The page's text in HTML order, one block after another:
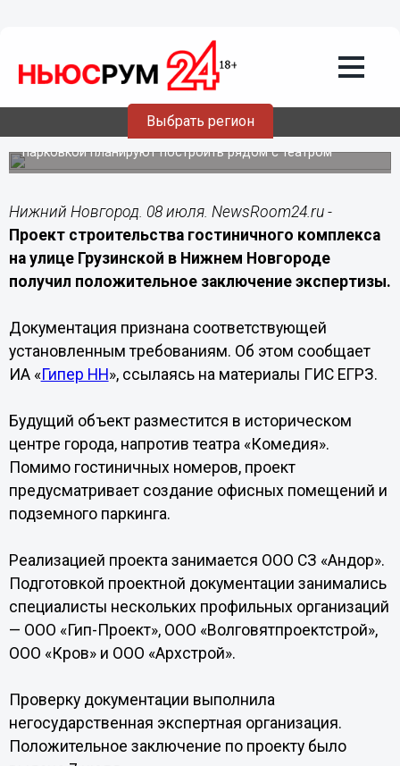
Выбрать регион
Проект нижегородской гостиницы на
Грузинской успешно прошел
экспертизу
Гостиничный комплекс с офисами и подземной
парковкой планируют построить рядом с театром
Нижний Новгород. 08 июля. NewsRoom24.ru -
Проект строительства гостиничного комплекса
на улице Грузинской в Нижнем Новгороде
получил положительное заключение экспертизы.
Документация признана соответствующей
установленным требованиям. Об этом сообщает
ИА «Гипер НН », ссылаясь на материалы ГИС ЕГРЗ.
Будущий объект разместится в историческом
центре города, напротив театра «Комедия».
Помимо гостиничных номеров, проект
предусматривает создание офисных помещений и
подземного паркинга.
Реализацией проекта занимается ООО СЗ «Андор».
Подготовкой проектной документации занимались
специалисты нескольких профильных организаций
— ООО «Гип-Проект», ООО «Волговятпроектстрой»,
ООО «Кров» и ООО «Архстрой».
Проверку документации выполнила
негосударственная экспертная организация.
Положительное заключение по проекту было